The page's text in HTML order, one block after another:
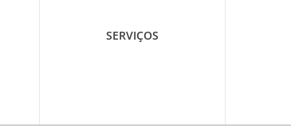
SERVIÇOS